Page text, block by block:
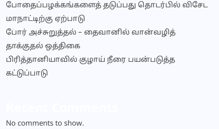
போதைப்பழக்கங்களைத் தடுப்பது தொடர்பில் விசேட
மாநாட்டிற்கு ஏற்பாடு
போர் அச்சுறுத்தல் – தைவானில் வான்வழித்
தாக்குதல் ஒத்திகை
பிரித்தானியாவில் குழாய் நீரை பயன்படுத்த
கட்டுப்பாடு
No comments to show.